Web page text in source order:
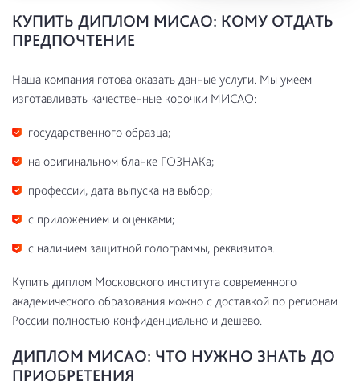
КУПИТЬ ДИПЛОМ МИСАО: КОМУ ОТДАТЬ
ПРЕДПОЧТЕНИЕ
Наша компания готова оказать данные услуги. Мы умеем
изготавливать качественные корочки МИСАО:
государственного образца;
на оригинальном бланке ГОЗНАКа;
профессии, дата выпуска на выбор;
с приложением и оценками;
с наличием защитной голограммы, реквизитов.
Купить диплом Московского института современного
академического образования можно с доставкой по регионам
России полностью конфиденциально и дешево.
ДИПЛОМ МИСАО: ЧТО НУЖНО ЗНАТЬ ДО
ПРИОБРЕТЕНИЯ